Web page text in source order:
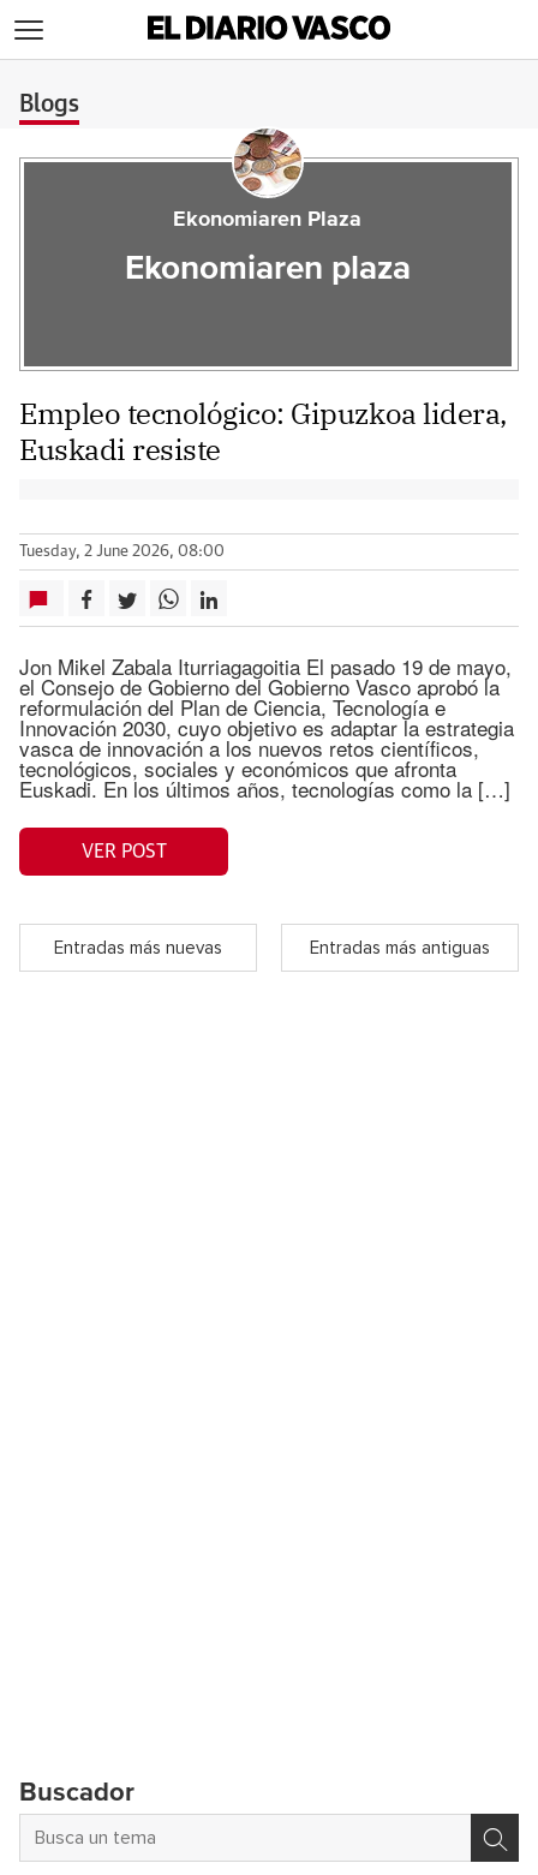
Blogs
Ekonomiaren Plaza
Ekonomiaren plaza
Empleo tecnológico: Gipuzkoa lidera,
Euskadi resiste
Tuesday, 2 June 2026, 08:00
Jon Mikel Zabala Iturriagagoitia El pasado 19 de mayo,
el Consejo de Gobierno del Gobierno Vasco aprobó la
reformulación del Plan de Ciencia, Tecnología e
Innovación 2030, cuyo objetivo es adaptar la estrategia
vasca de innovación a los nuevos retos científicos,
tecnológicos, sociales y económicos que afronta
Euskadi. En los últimos años, tecnologías como la […]
VER POST
Entradas más nuevas Entradas más antiguas
Buscador